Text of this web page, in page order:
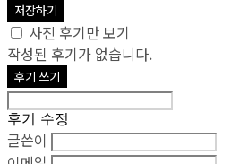
저장하기
사진 후기만 보기
작성된 후기가 없습니다.
후기 쓰기
후기 수정
글쓴이